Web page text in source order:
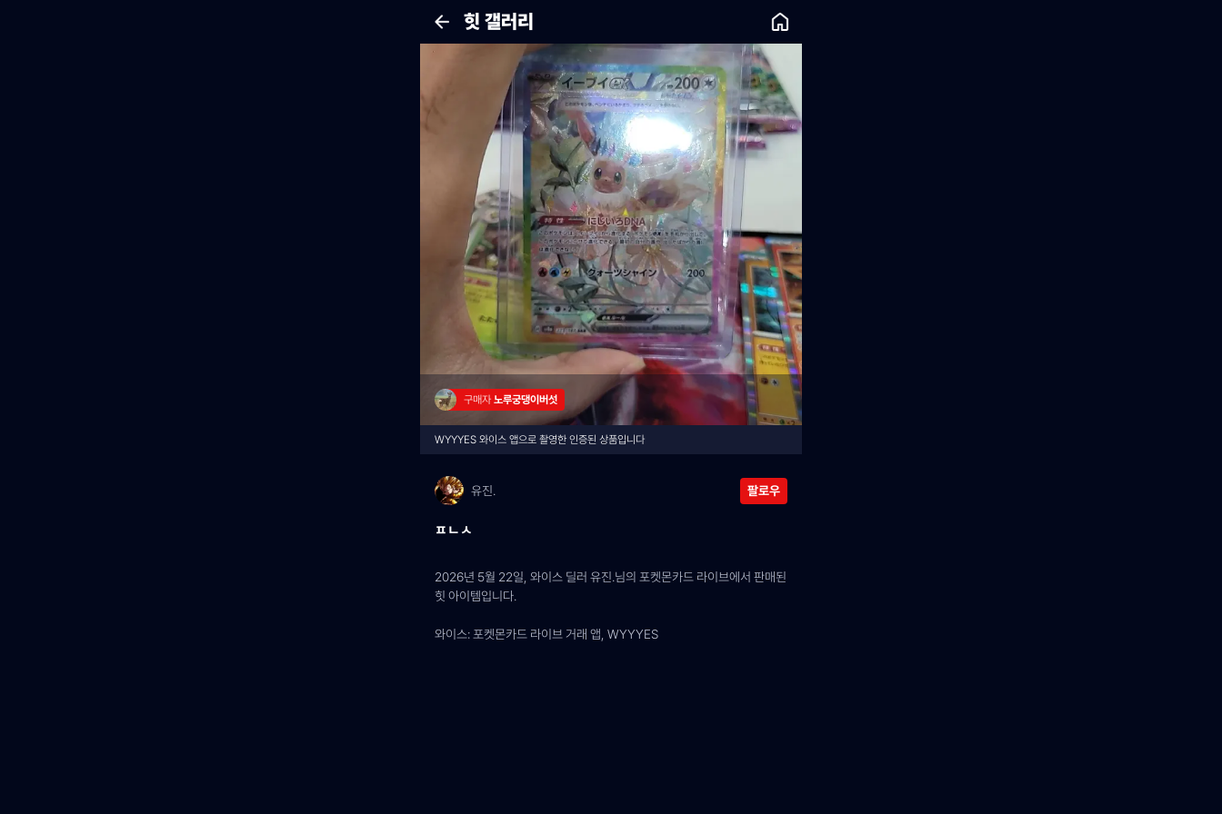
힛 갤러리
구매자 노루궁댕이버섯
WYYYES 와이스 앱으로 촬영한 인증된 상품입니다
유진. 팔로우
ㅍㄴㅅ
2026년 5월 22일, 와이스 딜러 유진.님의 포켓몬카드 라이브에서 판매된
힛 아이템입니다.
와이스: 포켓몬카드 라이브 거래 앱, WYYYES